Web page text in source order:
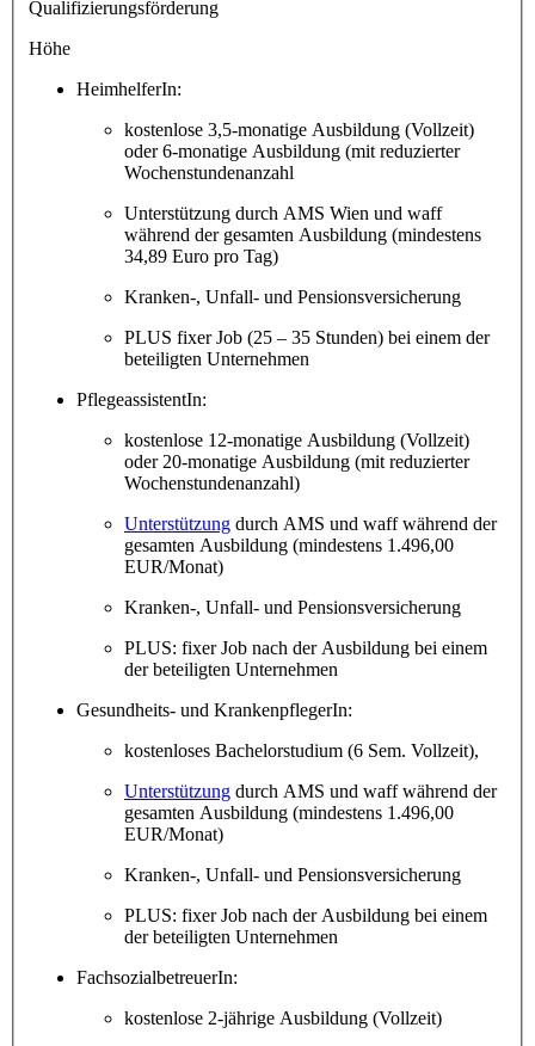
Qualifizierungsförderung
Höhe
HeimhelferIn:
kostenlose 3,5-monatige Ausbildung (Vollzeit)
oder 6-monatige Ausbildung (mit reduzierter
Wochenstundenanzahl
Unterstützung durch AMS Wien und waff
während der gesamten Ausbildung (mindestens
34,89 Euro pro Tag)
Kranken-, Unfall- und Pensionsversicherung
PLUS fixer Job (25 – 35 Stunden) bei einem der
beteiligten Unternehmen
PflegeassistentIn:
kostenlose 12-monatige Ausbildung (Vollzeit)
oder 20-monatige Ausbildung (mit reduzierter
Wochenstundenanzahl)
Unterstützung durch AMS und waff während der
gesamten Ausbildung (mindestens 1.496,00
EUR/Monat)
Kranken-, Unfall- und Pensionsversicherung
PLUS: fixer Job nach der Ausbildung bei einem
der beteiligten Unternehmen
Gesundheits- und KrankenpflegerIn:
kostenloses Bachelorstudium (6 Sem. Vollzeit),
Unterstützung durch AMS und waff während der
gesamten Ausbildung (mindestens 1.496,00
EUR/Monat)
Kranken-, Unfall- und Pensionsversicherung
PLUS: fixer Job nach der Ausbildung bei einem
der beteiligten Unternehmen
FachsozialbetreuerIn:
kostenlose 2-jährige Ausbildung (Vollzeit)